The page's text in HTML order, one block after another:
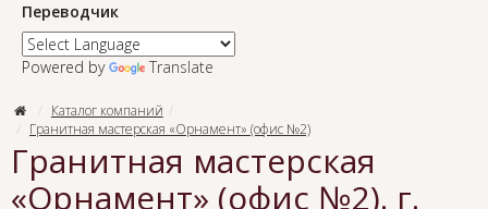
Переводчик
Powered by Translate
Каталог компаний
Гранитная мастерская «Орнамент» (офис №2)
Гранитная мастерская
«Орнамент» (офис №2). г.